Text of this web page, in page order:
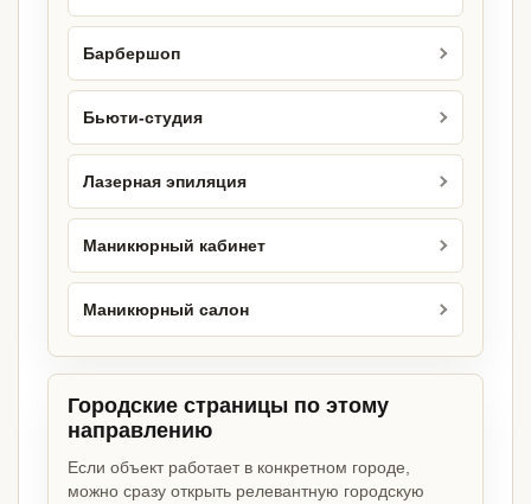
Барбершоп
Бьюти-студия
Лазерная эпиляция
Маникюрный кабинет
Маникюрный салон
Городские страницы по этому
направлению
Если объект работает в конкретном городе,
можно сразу открыть релевантную городскую